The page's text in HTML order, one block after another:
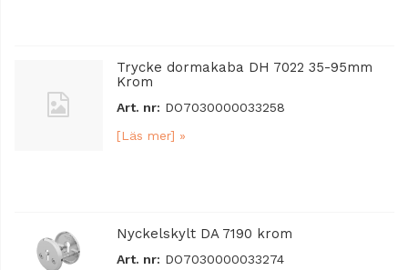
Trycke dormakaba DH 7022 35-95mm
Krom
Art. nr: DO7030000033258
[Läs mer] »
Nyckelskylt DA 7190 krom
Art. nr: DO7030000033274